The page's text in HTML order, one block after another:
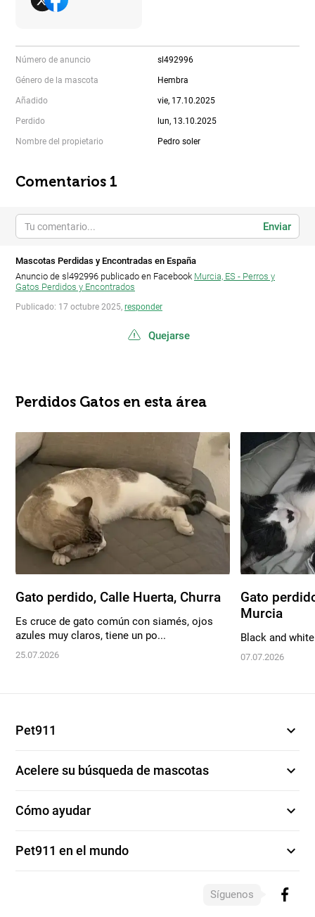
Número de anuncio sl492996
Género de la mascota Hembra
Añadido vie, 17.10.2025
Perdido lun, 13.10.2025
Nombre del propietario Pedro soler
Comentarios 1
Enviar
Mascotas Perdidas y Encontradas en España
Anuncio de sl492996 publicado en Facebook Murcia, ES - Perros y
Gatos Perdidos y Encontrados
Publicado: 17 octubre 2025, responder
Quejarse
Perdidos Gatos en esta área
Gato perdido, Calle Huerta, Churra
Es cruce de gato común con siamés, ojos
azules muy claros, tiene un po...
25.07.2026
Gato
Murcia
Black and
07.07.2026
Pet911 expand_more
Acelere su búsqueda de mascotas expand_more
Cómo ayudar expand_more
Pet911 en el mundo expand_more
Síguenos